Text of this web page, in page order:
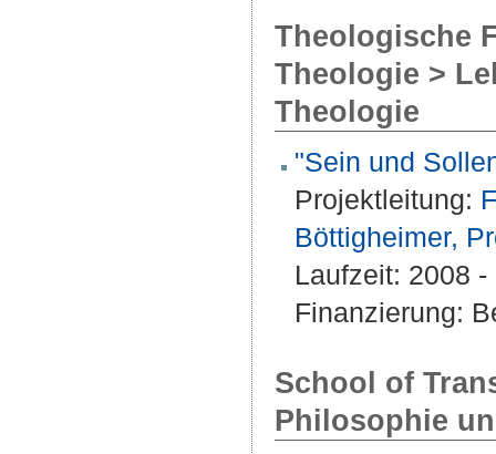
Theologische
Theologie >
Theologie
"Sein und
Projektleitung:
Böttigheimer,
Laufzeit: 2008
Finanzierung:
School of
Philosophie